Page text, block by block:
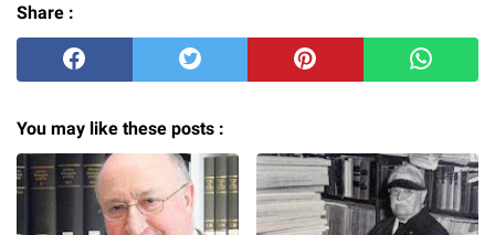
Share :
You may like these posts :